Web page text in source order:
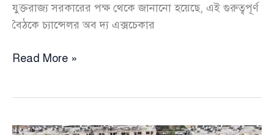
যুক্তরাজ্য সরকারের পক্ষ থেকে জানানো হয়েছে, এই গুরুত্বপূর্ণ
বৈঠকে চ্যান্সেলর অব দ্য এক্সচেকার
ইরান
জরুরি
Read More »